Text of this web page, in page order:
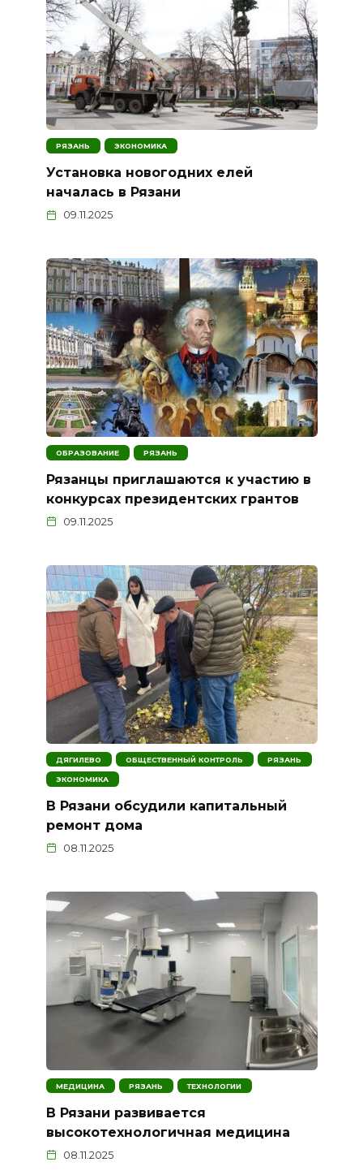
РЯЗАНЬ ЭКОНОМИКА
Установка новогодних елей
началась в Рязани
09.11.2025
ОБРАЗОВАНИЕ РЯЗАНЬ
Рязанцы приглашаются к участию в
конкурсах президентских грантов
09.11.2025
ДЯГИЛЕВО ОБЩЕСТВЕННЫЙ КОНТРОЛЬ РЯЗАНЬ
ЭКОНОМИКА
В Рязани обсудили капитальный
ремонт дома
08.11.2025
МЕДИЦИНА РЯЗАНЬ ТЕХНОЛОГИИ
В Рязани развивается
высокотехнологичная медицина
08.11.2025